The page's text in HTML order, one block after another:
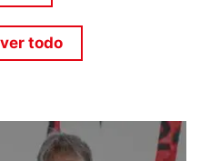
ver todo